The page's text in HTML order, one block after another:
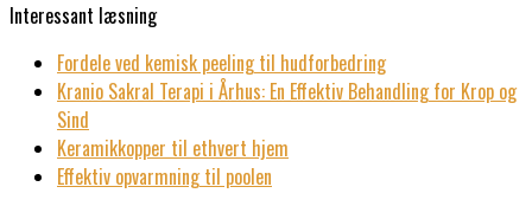
Interessant læsning
Fordele ved kemisk peeling til hudforbedring
Kranio Sakral Terapi i Århus: En Effektiv Behandling for Krop og
Sind
Keramikkopper til ethvert hjem
Effektiv opvarmning til poolen